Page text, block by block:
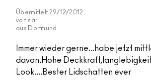
Übermittelt 29/12/2012
von sari
aus
Dortmund
Immer wieder gerne...habe jetzt
davon.Hohe
Look....Bester Lidschatten ever